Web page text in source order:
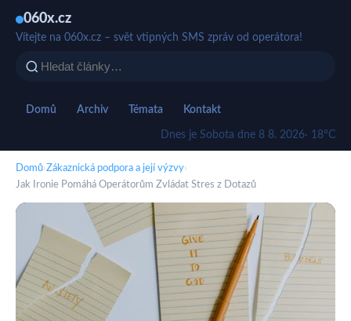
060x.cz
Vítejte na 060x.cz – svět vtipných SMS zpráv od operátora!
Domů Archiv Témata Kontakt
Dnes je Sobota dne 8 8. 2026· 18°C
Domů›Zákaznická podpora a její výzvy›
Jak Ironie Pomáhá Operátorům Zvládat Stres z Dotazů